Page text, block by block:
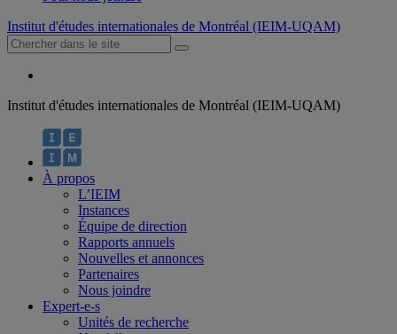
Institut d'études internationales de Montréal (IEIM-UQAM)
Institut d'études internationales de Montréal (IEIM-UQAM)
À propos
L’IEIM
Instances
Équipe de direction
Rapports annuels
Nouvelles et annonces
Partenaires
Nous joindre
Expert-e-s
Unités de recherche